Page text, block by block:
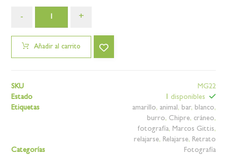
- +
Añadir al carrito
SKU
MG22
Estado
1 disponibles
Etiquetas
amarillo, animal, bar, blanco,
burro, Chipre, cráneo,
fotografía, Marcos Gittis,
relajarse, Relajarse, Retrato
Categorías
Fotografía